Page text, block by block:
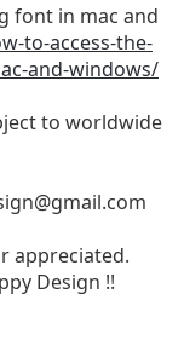
font in mac and
to-access-the-
and-windows/
to worldwide
appreciated.
Design !!